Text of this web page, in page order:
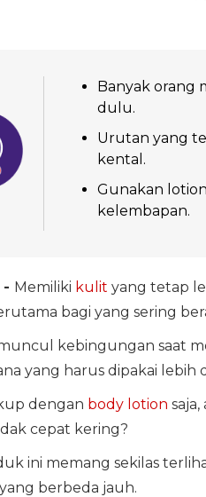
Banyak orang
dulu.
Urutan yang
kental.
Gunakan
kelembapan.
- Memiliki kulit yang tetap
bagi yang sering
kebingungan saat
yang harus dipakai lebih
dengan body lotion
cepat kering?
ini memang sekilas
berbeda jauh.